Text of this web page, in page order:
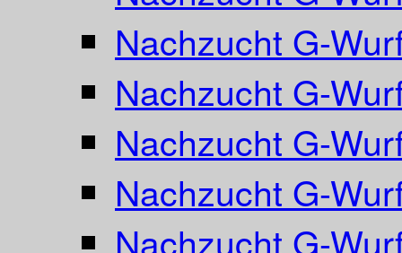
Nachzucht G-
Nachzucht G-
Nachzucht G-
Nachzucht G-
Nachzucht G-